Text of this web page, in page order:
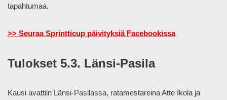
tapahtumaa.
>> Seuraa Sprintticup päivityksiä Facebookissa
Tulokset 5.3. Länsi-Pasila
Kausi avattiin Länsi-Pasilassa, ratamestareina Atte Ikola ja